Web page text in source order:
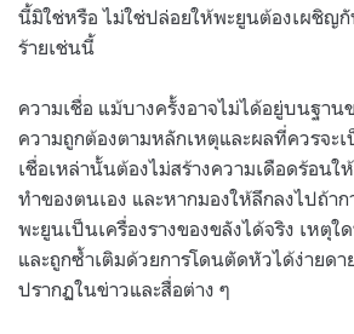
นี้มิใช่หรือ ไม่ใช่ปล่อยให้พะยูนต้องเผชิญ
ร้ายเช่นนี้
ความเชื่อ แม้บางครั้งอาจไม่ได้อยู่บนฐาน
ความถูกต้องตามหลักเหตุและผลที่ควรจะ
เชื่อเหล่านั้นต้องไม่สร้างความเดือดร้อนใ
ทำของตนเอง และหากมองให้ลึกลงไปถ้าก
พะยูนเป็นเครื่องรางของขลังได้จริง เหตุใ
และถูกซ้ำเติมด้วยการโดนตัดหัวได้ง่ายด
ปรากฏในข่าวและสื่อต่าง ๆ